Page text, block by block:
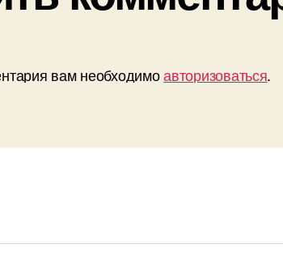
вам необходимоавторизоваться.